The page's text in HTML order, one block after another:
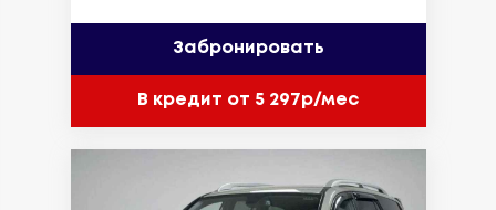
Забронировать
В кредит от 5 297р/мес